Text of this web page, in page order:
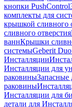
кнопки PushControl
комплекты для
крышкой сливного
сливного отверстия
ваннКрышки
системыGeberit
Инсталляции
Инсталляции для
раковиныЗапасные
раковины
Инсталляции для
детали для